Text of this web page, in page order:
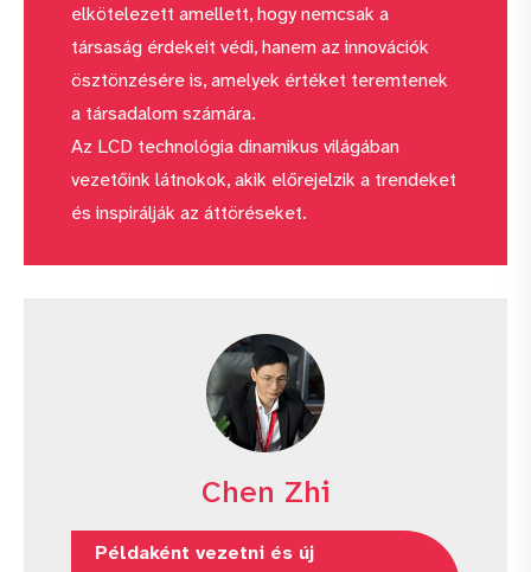
elkötelezett amellett, hogy nemcsak a
társaság érdekeit védi, hanem az innovációk
ösztönzésére is, amelyek értéket teremtenek
a társadalom számára.
Az LCD technológia dinamikus világában
vezetőink látnokok, akik előrejelzik a trendeket
és inspirálják az áttöréseket.
Chen Zhi
Példaként vezetni és új